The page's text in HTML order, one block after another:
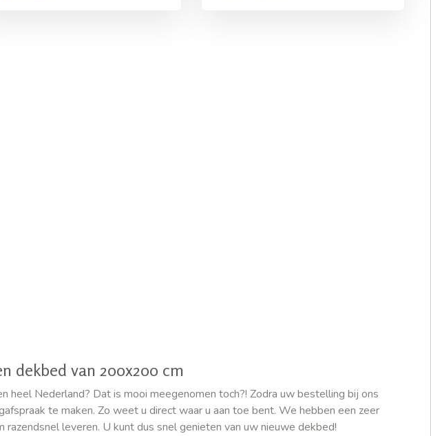
dekbed van 200x200 cm
heel Nederland? Dat is mooi meegenomen toch?! Zodra uw bestelling bij ons
te maken. Zo weet u direct waar u aan toe bent. We hebben een zeer
leveren. U kunt dus snel genieten van uw nieuwe dekbed!